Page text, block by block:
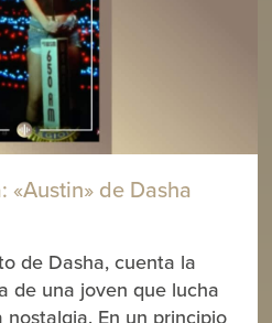
de Dasha
de Dasha, cuenta la
de una joven que lucha
En un principio